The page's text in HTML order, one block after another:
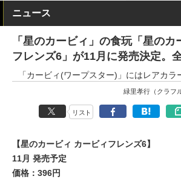
ニュース
「星のカービィ」の食玩「星のカ
フレンズ6」が11月に発売決定。
「カービィ(ワープスター)」にはレアカラ
緑里孝行（クラフ
リスト
【星のカービィ カービィフレンズ6】
11月 発売予定
価格：396円